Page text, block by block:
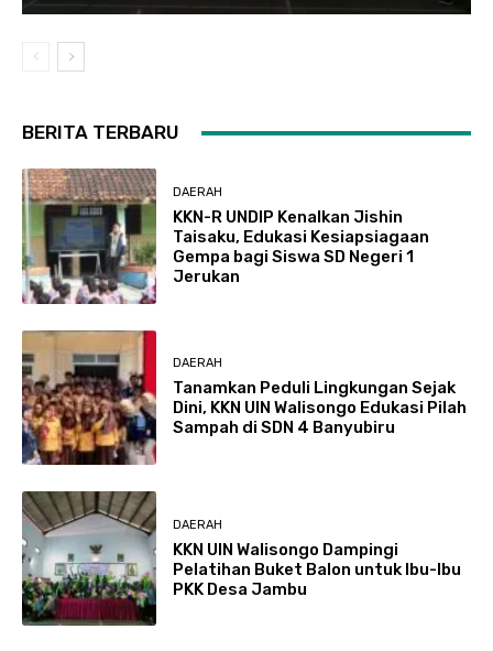
BERITA TERBARU
DAERAH
KKN-R UNDIP Kenalkan Jishin
Taisaku, Edukasi Kesiapsiagaan
Gempa bagi Siswa SD Negeri 1
Jerukan
DAERAH
Tanamkan Peduli Lingkungan Sejak
Dini, KKN UIN Walisongo Edukasi Pilah
Sampah di SDN 4 Banyubiru
DAERAH
KKN UIN Walisongo Dampingi
Pelatihan Buket Balon untuk Ibu-Ibu
PKK Desa Jambu